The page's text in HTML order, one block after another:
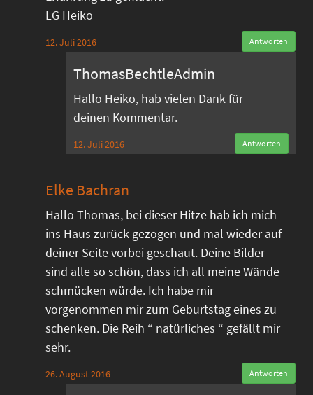
LG Heiko
12. Juli 2016 Antworten
ThomasBechtleAdmin
Hallo Heiko, hab vielen Dank für
deinen Kommentar.
12. Juli 2016 Antworten
Elke Bachran
Hallo Thomas, bei dieser Hitze hab ich mich
ins Haus zurück gezogen und mal wieder auf
deiner Seite vorbei geschaut. Deine Bilder
sind alle so schön, dass ich all meine Wände
schmücken würde. Ich habe mir
vorgenommen mir zum Geburtstag eines zu
schenken. Die Reih “ natürliches “ gefällt mir
sehr.
26. August 2016 Antworten